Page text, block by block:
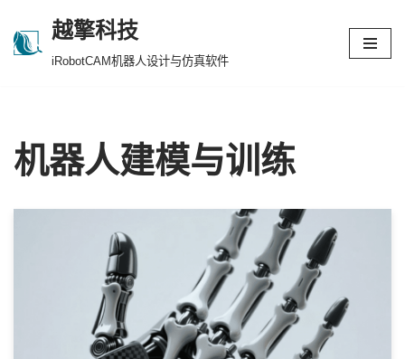
跳
越擎科技
iRobotCAM机器人设计与仿真软件
机器人建模与训练